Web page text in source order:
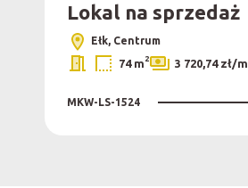
Lokal na sprzedaż
Ełk, Centrum
74 m2 3 720,74 zł/m
MKW-LS-1524